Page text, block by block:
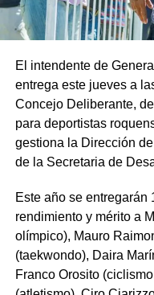
El intendente de
entrega este jueves a
Concejo Deliberante,
para deportistas
gestiona la Dirección
de la Secretaria de
Este año se entregarán
rendimiento y mérito a
olímpico), Mauro
(taekwondo), Daira
Franco Orosito